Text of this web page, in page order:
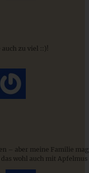
und
zu viel ::)!
– aber meine Familie
wohl auch mit Apfelmus